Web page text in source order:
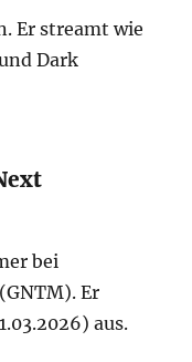
Er streamt wie
Dark
bei
Er
aus.